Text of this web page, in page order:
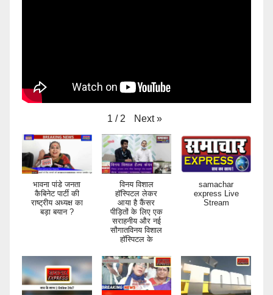
1 / 2 Next »
भावना पांडे जनता
कैबिनेट पार्टी की
राष्ट्रीय अध्यक्ष का
बड़ा बयान ?
विनय विशाल
हॉस्पिटल लेकर
आया है कैंसर
पीड़ितों के लिए एक
सराहनीय और नई
सौगातविनय विशाल
हॉस्पिटल के
samachar
express Live
Stream